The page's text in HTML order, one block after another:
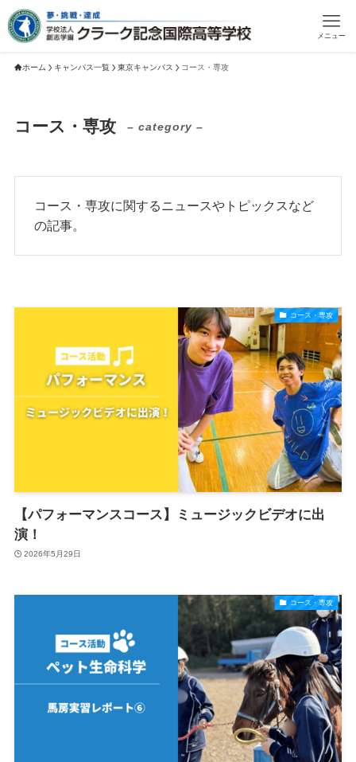
メニュー
ホーム キャンパス一覧 東京キャンパス コース・専攻
コース・専攻 – category –
コース・専攻に関するニュースやトピックスなど
の記事。
コース・専攻
【パフォーマンスコース】ミュージックビデオに出
演！
2026年5月29日
コース・専攻